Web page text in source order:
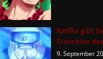
Netflix gibt
Franchise
9. September